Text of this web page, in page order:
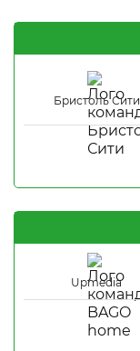
Бристоль Сити
Upmedia